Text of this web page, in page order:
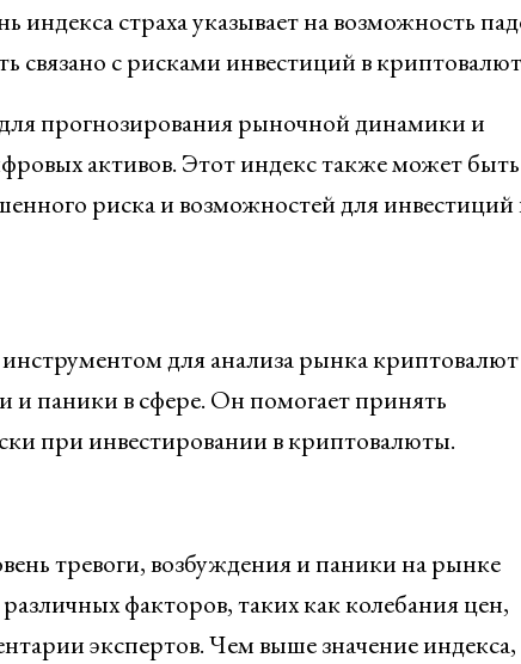
индекса страха указывает на возможность
связано с рисками инвестиций в
прогнозирования рыночной динамики и
активов. Этот индекс также может быть
риска и возможностей для инвестиций
для анализа рынка
и паники в сфере. Он помогает принять
при инвестировании в криптовалюты.
тревоги, возбуждения и паники на рынке
факторов, таких как колебания цен,
экспертов. Чем выше значение